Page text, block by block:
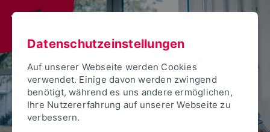
Datenschutzeinstellungen
Auf unserer Webseite werden Cookies
verwendet. Einige davon werden zwingend
benötigt, während es uns andere ermöglichen,
Ihre Nutzererfahrung auf unserer Webseite zu
verbessern.